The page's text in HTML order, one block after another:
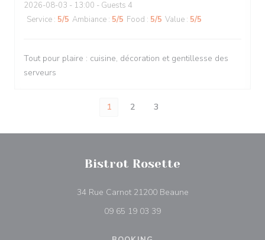
2026-08-03 - 13:00 - Guests 4
Service : 5/5 Ambiance : 5/5 Food : 5/5 Value : 5/5
Tout pour plaire : cuisine, décoration et gentillesse des
serveurs
1 2 3
Bistrot Rosette
34 Rue Carnot 21200 Beaune((opens in a new
09 65 19 03 39